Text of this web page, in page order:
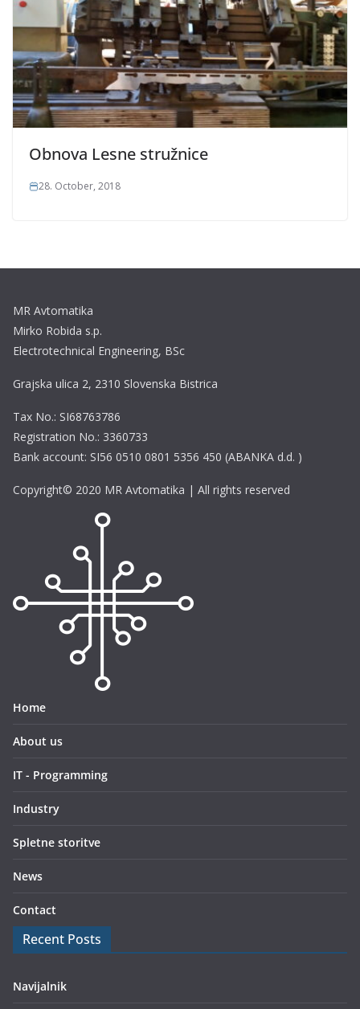
Obnova Lesne stružnice
28. October, 2018
MR Avtomatika
Mirko Robida s.p.
Electrotechnical Engineering, BSc
Grajska ulica 2, 2310 Slovenska Bistrica
Tax No.: SI68763786
Registration No.: 3360733
Bank account: SI56 0510 0801 5356 450 (ABANKA d.d. )
Copyright© 2020 MR Avtomatika | All rights reserved
Home
About us
IT - Programming
Industry
Spletne storitve
News
Contact
Recent Posts
Navijalnik